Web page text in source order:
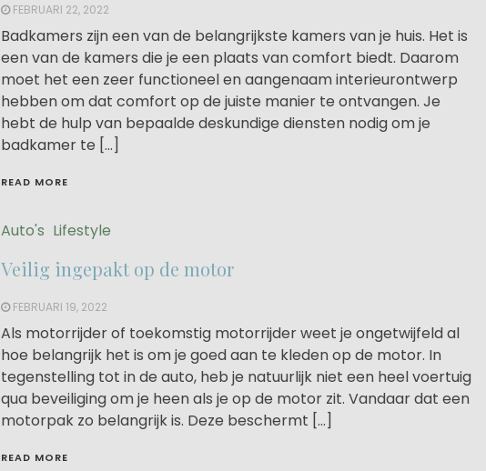
FEBRUARI 22, 2022
Badkamers zijn een van de belangrijkste kamers van je huis. Het is
een van de kamers die je een plaats van comfort biedt. Daarom
moet het een zeer functioneel en aangenaam interieurontwerp
hebben om dat comfort op de juiste manier te ontvangen. Je
hebt de hulp van bepaalde deskundige diensten nodig om je
badkamer te […]
READ MORE
Auto's Lifestyle
Veilig ingepakt op de motor
FEBRUARI 19, 2022
Als motorrijder of toekomstig motorrijder weet je ongetwijfeld al
hoe belangrijk het is om je goed aan te kleden op de motor. In
tegenstelling tot in de auto, heb je natuurlijk niet een heel voertuig
qua beveiliging om je heen als je op de motor zit. Vandaar dat een
motorpak zo belangrijk is. Deze beschermt […]
READ MORE